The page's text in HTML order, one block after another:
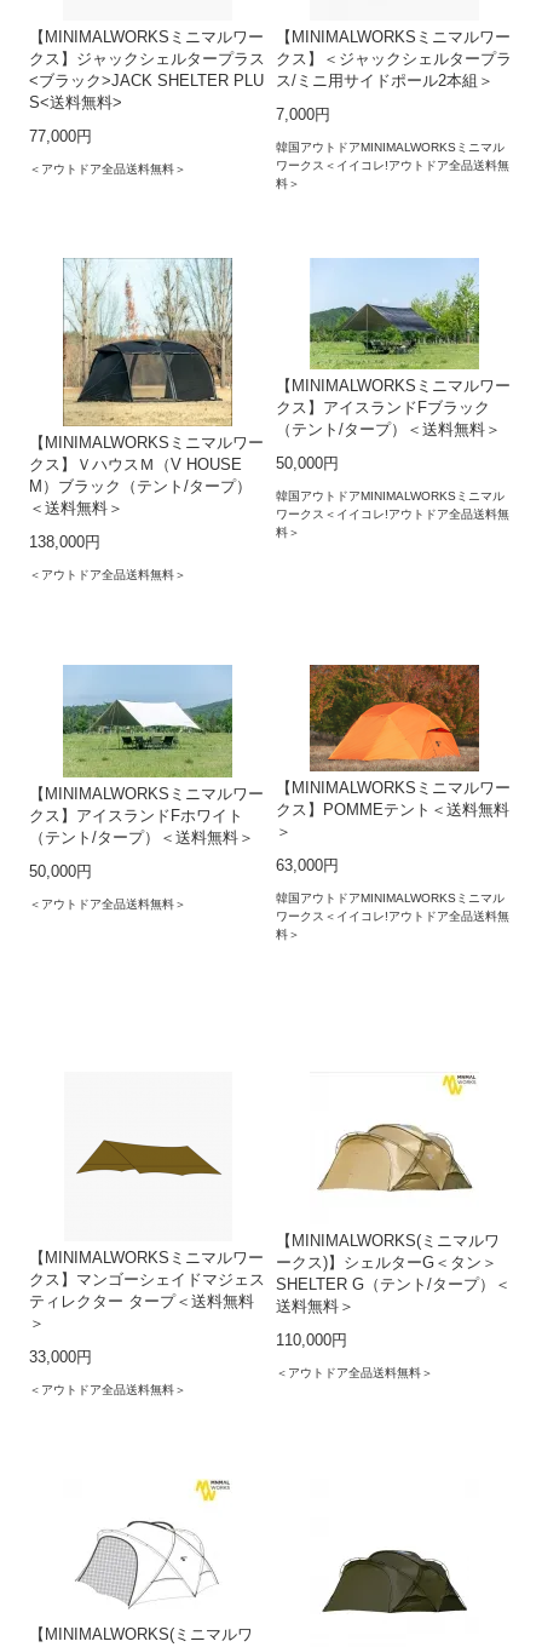
【MINIMALWORKSミニマルワー
クス】ジャックシェルタープラス
<ブラック>JACK SHELTER PLU
S<送料無料>
77,000円
＜アウトドア全品送料無料＞
【MINIMALWORKSミニマルワー
クス】＜ジャックシェルタープラ
ス/ミニ用サイドポール2本組＞
7,000円
韓国アウトドアMINIMALWORKSミニマル
ワークス＜イイコレ!アウトドア全品送料無
料＞
【MINIMALWORKSミニマルワー
クス】ＶハウスＭ（V HOUSE
M）ブラック（テント/タープ）
＜送料無料＞
138,000円
＜アウトドア全品送料無料＞
【MINIMALWORKSミニマルワー
クス】アイスランドFブラック
（テント/タープ）＜送料無料＞
50,000円
韓国アウトドアMINIMALWORKSミニマル
ワークス＜イイコレ!アウトドア全品送料無
料＞
【MINIMALWORKSミニマルワー
クス】アイスランドFホワイト
（テント/タープ）＜送料無料＞
50,000円
＜アウトドア全品送料無料＞
【MINIMALWORKSミニマルワー
クス】POMMEテント＜送料無料
＞
63,000円
韓国アウトドアMINIMALWORKSミニマル
ワークス＜イイコレ!アウトドア全品送料無
料＞
【MINIMALWORKSミニマルワー
クス】マンゴーシェイドマジェス
ティレクター タープ＜送料無料
＞
33,000円
＜アウトドア全品送料無料＞
【MINIMALWORKS(ミニマルワ
ークス)】シェルターG＜タン＞
SHELTER G（テント/タープ）＜
送料無料＞
110,000円
＜アウトドア全品送料無料＞
【MINIMALWORKS(ミニマルワ